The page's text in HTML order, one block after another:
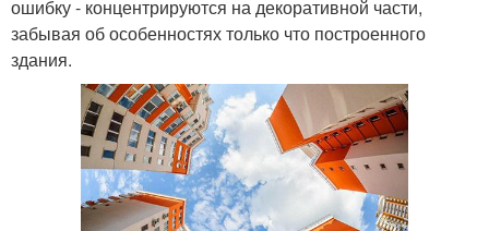
ошибку - концентрируются на декоративной части,
забывая об особенностях только что построенного
здания.